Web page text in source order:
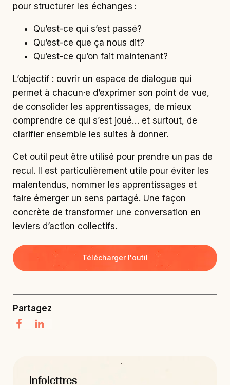
pour structurer les échanges :
Qu’est-ce qui s’est passé?
Qu’est-ce que ça nous dit?
Qu’est-ce qu’on fait maintenant?
L’objectif : ouvrir un espace de dialogue qui
permet à chacun·e d’exprimer son point de vue,
de consolider les apprentissages, de mieux
comprendre ce qui s’est joué… et surtout, de
clarifier ensemble les suites à donner.
Cet outil peut être utilisé pour prendre un pas de
recul. Il est particulièrement utile pour éviter les
malentendus, nommer les apprentissages et
faire émerger un sens partagé. Une façon
concrète de transformer une conversation en
leviers d’action collectifs.
Télécharger l'outil
Partagez
Infolettres